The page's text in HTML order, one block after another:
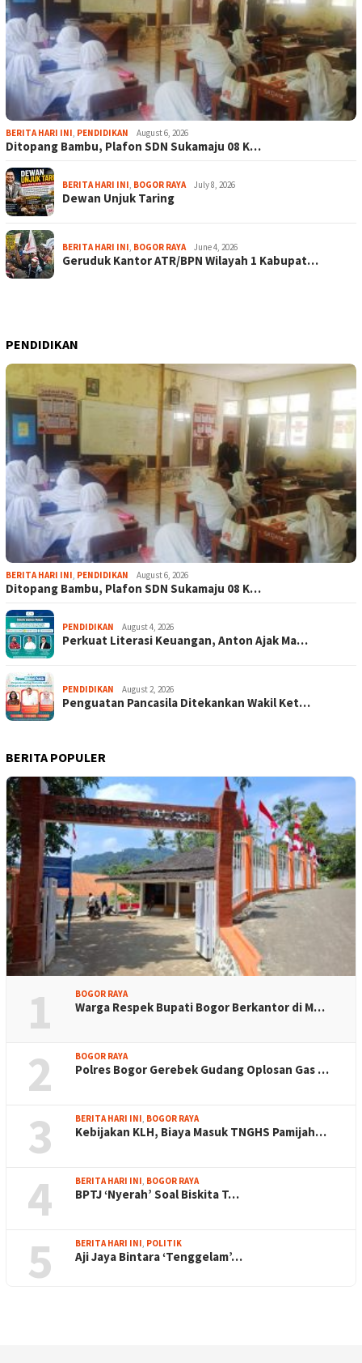
BERITA HARI INI, PENDIDIKAN August 6, 2026
Ditopang Bambu, Plafon SDN Sukamaju 08 K…
BERITA HARI INI, BOGOR RAYA July 8, 2026
Dewan Unjuk Taring
BERITA HARI INI, BOGOR RAYA June 4, 2026
Geruduk Kantor ATR/BPN Wilayah 1 Kabupat…
PENDIDIKAN
BERITA HARI INI, PENDIDIKAN August 6, 2026
Ditopang Bambu, Plafon SDN Sukamaju 08 K…
PENDIDIKAN August 4, 2026
Perkuat Literasi Keuangan, Anton Ajak Ma…
PENDIDIKAN August 2, 2026
Penguatan Pancasila Ditekankan Wakil Ket…
BERITA POPULER
1 BOGOR RAYA
Warga Respek Bupati Bogor Berkantor di M…
2 BOGOR RAYA
Polres Bogor Gerebek Gudang Oplosan Gas …
3 BERITA HARI INI, BOGOR RAYA
Kebijakan KLH, Biaya Masuk TNGHS Pamijah…
4 BERITA HARI INI, BOGOR RAYA
BPTJ ‘Nyerah’ Soal Biskita T…
5 BERITA HARI INI, POLITIK
Aji Jaya Bintara ‘Tenggelam’…